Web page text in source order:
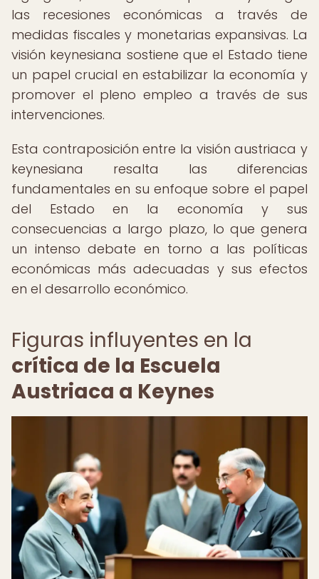
las recesiones económicas a través de
medidas fiscales y monetarias expansivas. La
visión keynesiana sostiene que el Estado tiene
un papel crucial en estabilizar la economía y
promover el pleno empleo a través de sus
intervenciones.
Esta contraposición entre la visión austriaca y
keynesiana resalta las diferencias
fundamentales en su enfoque sobre el papel
del Estado en la economía y sus
consecuencias a largo plazo, lo que genera
un intenso debate en torno a las políticas
económicas más adecuadas y sus efectos
en el desarrollo económico.
Figuras influyentes en la
crítica de la Escuela
Austriaca a Keynes